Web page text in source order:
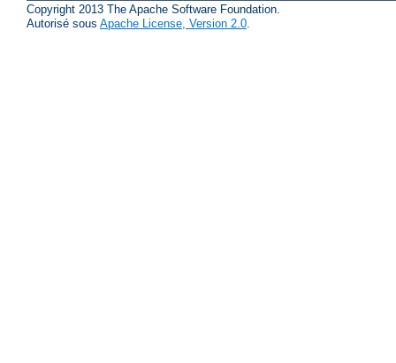
Copyright 2013 The Apache Software Foundation.
Autorisé sous Apache License, Version 2.0.